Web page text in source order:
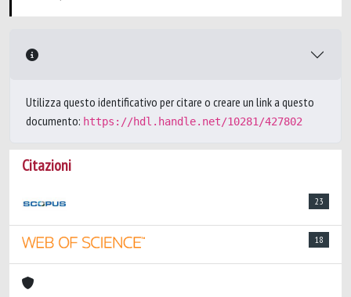
Utilizza questo identificativo per citare o creare un link a questo
documento: https://hdl.handle.net/10281/427802
Citazioni
23
18